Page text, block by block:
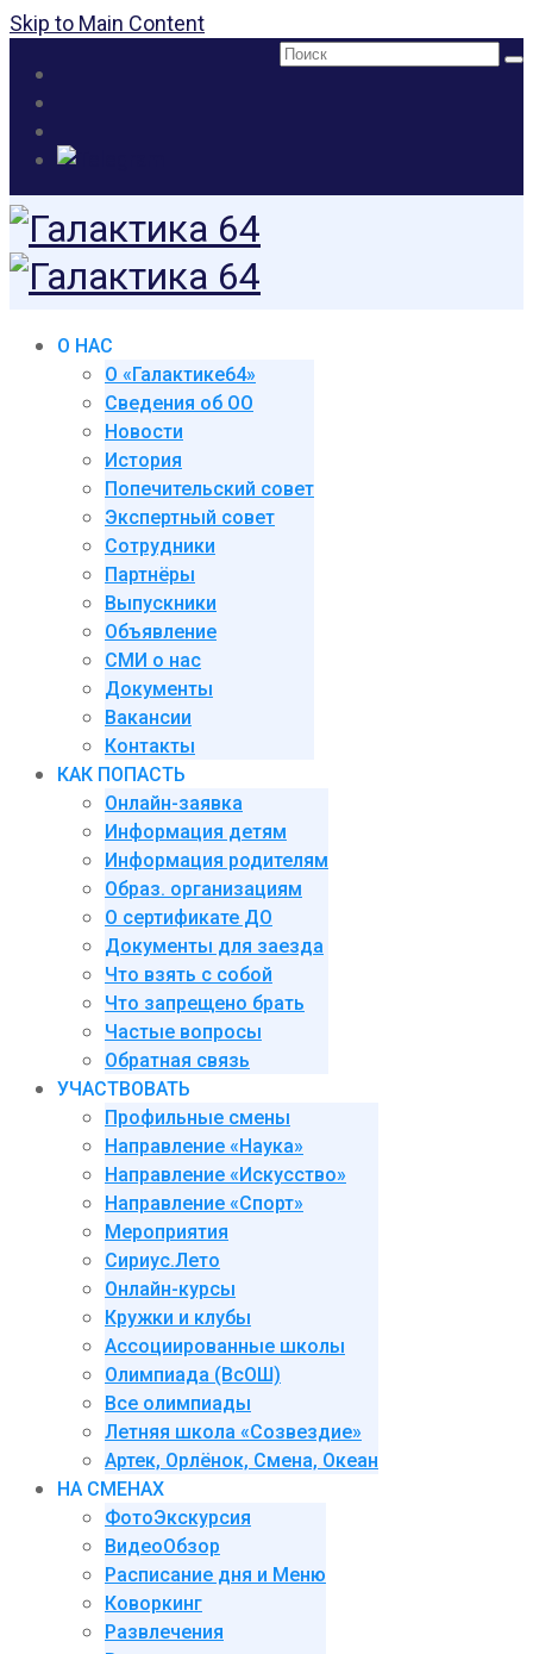
Skip to Main Content
Поиск:
О НАС
О «Галактике64»
Сведения об ОО
Новости
История
Попечительский совет
Экспертный совет
Сотрудники
Партнёры
Выпускники
Объявление
СМИ о нас
Документы
Вакансии
Контакты
КАК ПОПАСТЬ
Онлайн-заявка
Информация детям
Информация родителям
Образ. организациям
О сертификате ДО
Документы для заезда
Что взять с собой
Что запрещено брать
Частые вопросы
Обратная связь
УЧАСТВОВАТЬ
Профильные смены
Направление «Наука»
Направление «Искусство»
Направление «Спорт»
Мероприятия
Сириус.Лето
Онлайн-курсы
Кружки и клубы
Ассоциированные школы
Олимпиада (ВсОШ)
Все олимпиады
Летняя школа «Созвездие»
Артек, Орлёнок, Смена, Океан
НА СМЕНАХ
ФотоЭкскурсия
ВидеоОбзор
Расписание дня и Меню
Коворкинг
Развлечения